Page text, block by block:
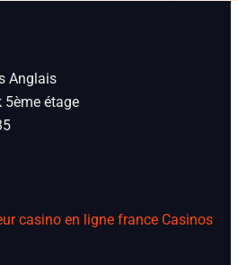
Anglais
5ème étage
casino en ligne france Casinos